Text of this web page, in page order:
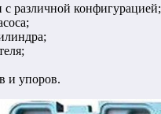
с различной конфигурацией;
и упоров.